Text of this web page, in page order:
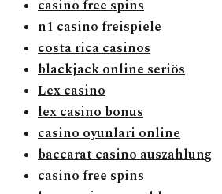
casino free spins
n1 casino freispiele
costa rica casinos
blackjack online seriös
Lex casino
lex casino bonus
casino oyunlari online
baccarat casino auszahlung
casino free spins